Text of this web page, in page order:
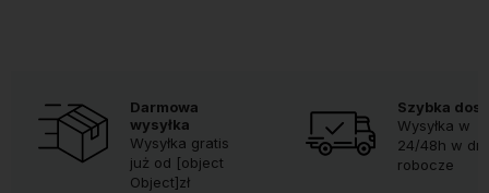
Darmowa
wysyłka
Wysyłka gratis
już od [object
Object]zł
Szybka
Wysyłka w
24/48h w dni
robocze